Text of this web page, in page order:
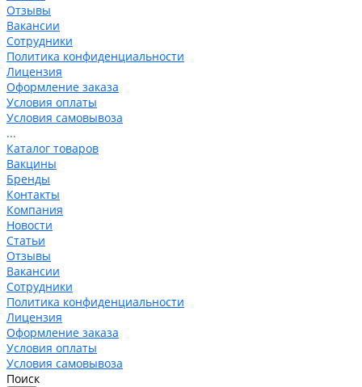
Отзывы
Вакансии
Сотрудники
Политика конфиденциальности
Лицензия
Оформление заказа
Условия оплаты
Условия самовывоза
...
Каталог товаров
Вакцины
Бренды
Контакты
Компания
Новости
Статьи
Отзывы
Вакансии
Сотрудники
Политика конфиденциальности
Лицензия
Оформление заказа
Условия оплаты
Условия самовывоза
Поиск